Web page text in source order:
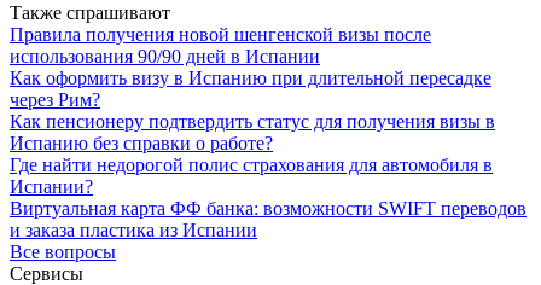
Также спрашивают
Правила получения новой шенгенской визы после
использования 90/90 дней в Испании
Как оформить визу в Испанию при длительной пересадке
через Рим?
Как пенсионеру подтвердить статус для получения визы в
Испанию без справки о работе?
Где найти недорогой полис страхования для автомобиля в
Испании?
Виртуальная карта ФФ банка: возможности SWIFT переводов
и заказа пластика из Испании
Все вопросы
Сервисы